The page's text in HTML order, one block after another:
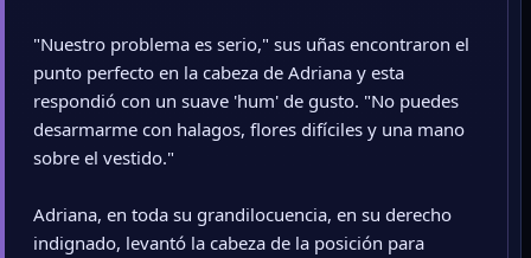
"Nuestro problema es serio," sus uñas encontraron el
punto perfecto en la cabeza de Adriana y esta
respondió con un suave 'hum' de gusto. "No puedes
desarmarme con halagos, flores difíciles y una mano
sobre el vestido."
Adriana, en toda su grandilocuencia, en su derecho
indignado, levantó la cabeza de la posición para